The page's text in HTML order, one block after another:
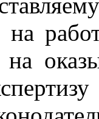
на
на